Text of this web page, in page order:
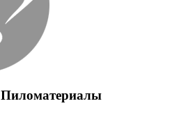
Пиломатериалы